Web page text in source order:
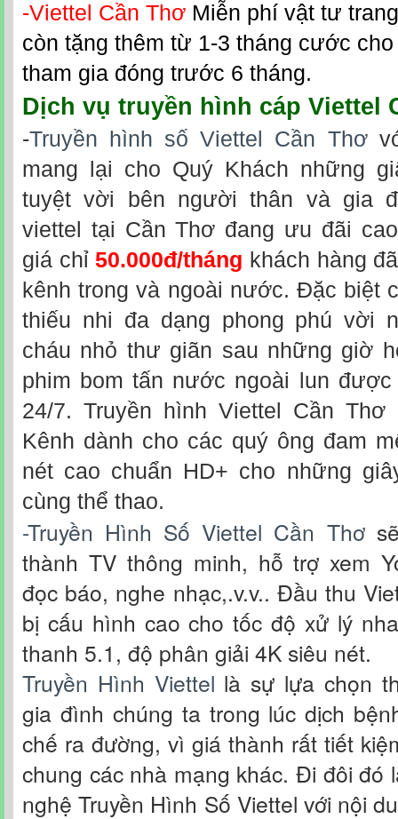
-Viettel Cần Thơ Miễn phí vật tư
còn tặng thêm từ 1-3 tháng cước
tham gia đóng trước 6 tháng.
Dịch vụ truyền hình cáp Viettel
-Truyền hình số Viettel Cần Thơ
mang lại cho Quý Khách những
tuyệt vời bên người thân và gia
viettel tại Cần Thơ đang ưu đãi
giá chỉ50.000đ/tháng khách hàng
kênh trong và ngoài nước. Đặc biệt
thiếu nhi đa dạng phong phú vời
cháu nhỏ thư giãn sau những giờ
phim bom tấn nước ngoài lun
24/7. Truyền hình Viettel Cần
Kênh dành cho các quý ông đam
nét cao chuẩn HD+ cho những
cùng thể thao.
-Truyền Hình Số Viettel Cần Thơsẽ
thành TV thông minh, hỗ trợ xem
đọc báo, nghe nhạc,.v.v.. Đầu thu
bị cấu hình cao cho tốc độ xử lý
thanh 5.1, độ phân giải 4K siêu nét.
Truyền Hình Viettel là sự lựa chọn
gia đình chúng ta trong lúc dịch
chế ra đường, vì giá thành rất tiết
chung các nhà mạng khác. Đi đôi đó
nghệ Truyền Hình Số Viettel với nội